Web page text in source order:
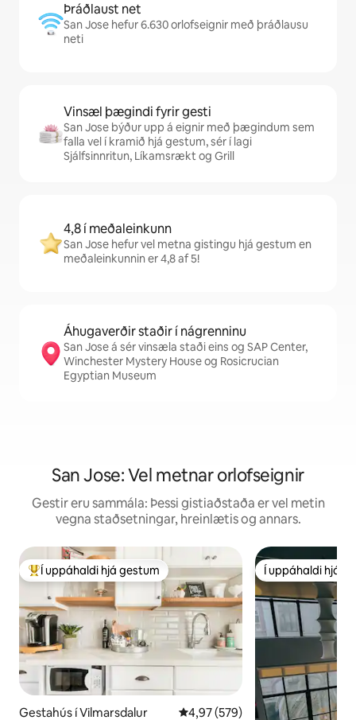
Þráðlaust net
San Jose hefur 6.630 orlofseignir með þráðlausu
neti
Vinsæl þægindi fyrir gesti
San Jose býður upp á eignir með þægindum sem
falla vel í kramið hjá gestum, sér í lagi
Sjálfsinnritun, Líkamsrækt og Grill
4,8 í meðaleinkunn
San Jose hefur vel metna gistingu hjá gestum en
meðaleinkunnin er 4,8 af 5!
Áhugaverðir staðir í nágrenninu
San Jose á sér vinsæla staði eins og SAP Center,
Winchester Mystery House og Rosicrucian
Egyptian Museum
San Jose: Vel metnar orlofseignir
Gestir eru sammála: Þessi gistiaðstaða er vel metin
vegna staðsetningar, hreinlætis og annars.
Í mestu uppáhaldi hjá gestum
Í uppáhaldi hjá gestum
Gestahús í Vilmarsdalur 4,97 af 5 í meðaleinkunn, 579
4,97 (579)
Í uppáhaldi hjá
Í uppáhaldi hjá